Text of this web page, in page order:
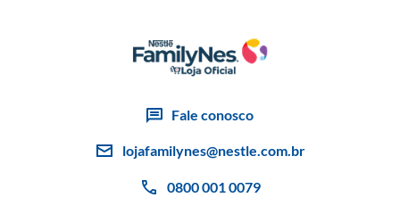
Fale conosco
lojafamilynes@nestle.com.br
0800 001 0079